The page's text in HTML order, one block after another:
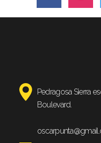
Pedragosa Sierra
Boulevard.